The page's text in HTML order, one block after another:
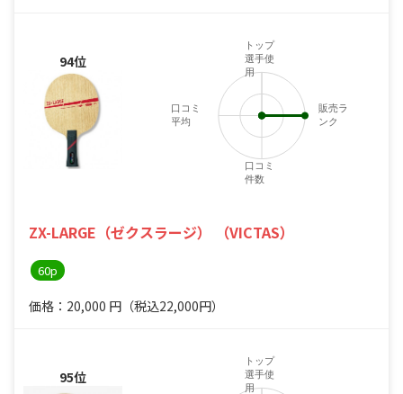
94位
ZX-LARGE（ゼクスラージ） （VICTAS）
60p
価格：20,000 円 （税込22,000円）
トップ
選手使
用
販売ラ
ンク
口コミ
件数
口コミ
平均
95位
トップ
選手使
用